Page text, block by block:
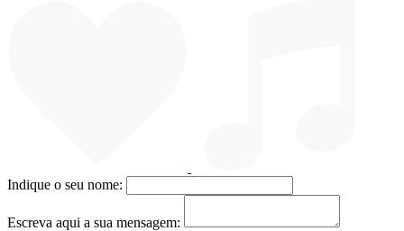
Indique o seu nome:
Escreva aqui a sua mensagem: